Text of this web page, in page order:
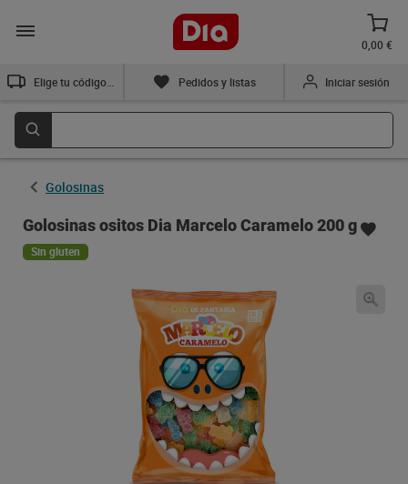
0,00 €
Pedidos y listas Iniciar sesión
Golosinas
Golosinas ositos Dia Marcelo Caramelo 200 g
Sin gluten